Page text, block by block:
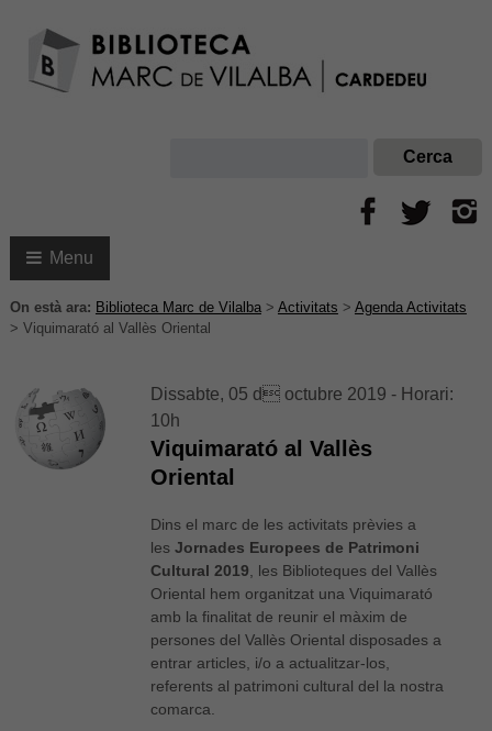
Menu
On està ara: Biblioteca Marc de Vilalba> Activitats > Agenda Activitats
> Viquimarató al Vallès Oriental
Dissabte, 05 d octubre 2019 - Horari:
10h
Viquimarató al Vallès
Oriental
Dins el marc de les activitats prèvies a
lesJornades Europees de Patrimoni
Cultural 2019 , les Biblioteques del Vallès
Oriental hem organitzat una Viquimarató
amb la finalitat de reunir el màxim de
persones del Vallès Oriental disposades a
entrar articles, i/o a actualitzar-los,
referents al patrimoni cultural del la nostra
comarca.